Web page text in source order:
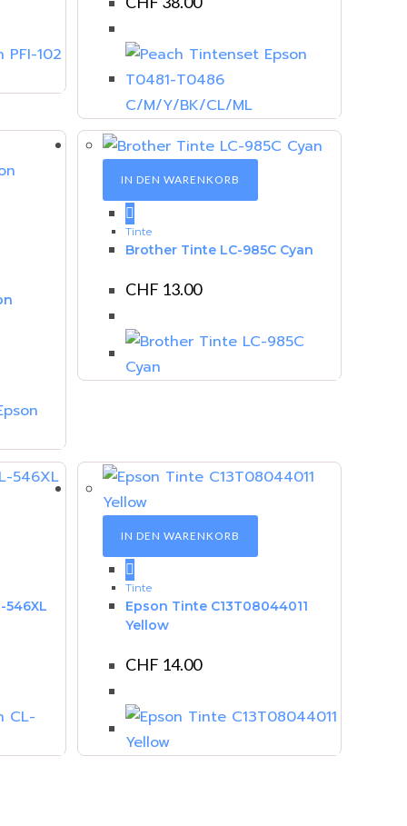
IN DEN WARENKORB
Tinte
Brother Tinte LC-985C Cyan
CHF 13.00
546XL
IN DEN WARENKORB
Tinte
Epson Tinte C13T08044011
Yellow
CHF 14.00